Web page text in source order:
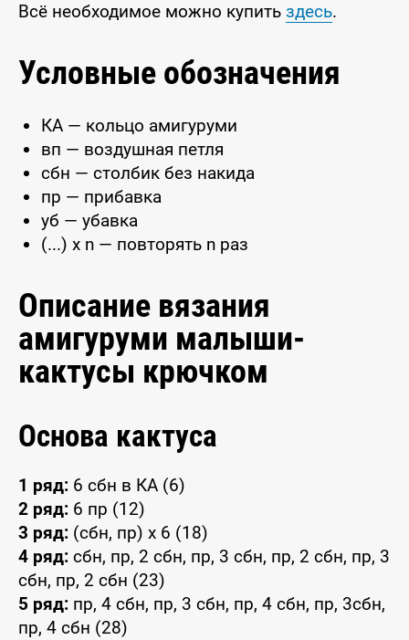
Всё необходимое можно купить здесь.
Условные обозначения
КА — кольцо амигуруми
вп — воздушная петля
сбн — столбик без накида
пр — прибавка
уб — убавка
(...) x n — повторять n раз
Описание вязания
амигуруми малыши-
кактусы крючком
Основа кактуса
1 ряд: 6 сбн в КА (6)
2 ряд: 6 пр (12)
3 ряд: (сбн, пр) x 6 (18)
4 ряд: сбн, пр, 2 сбн, пр, 3 сбн, пр, 2 сбн, пр, 3
сбн, пр, 2 сбн (23)
5 ряд: пр, 4 сбн, пр, 3 сбн, пр, 4 сбн, пр, 3сбн,
пр, 4 сбн (28)